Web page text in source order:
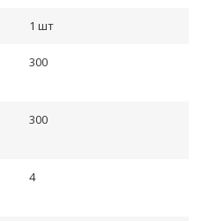
1 шт
300
300
4